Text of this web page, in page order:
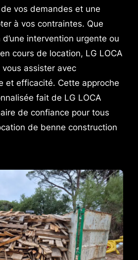
vos demandes et une
à vos contraintes. Que
intervention urgente ou
cours de location, LG LOCA
vous assister avec
et efficacité. Cette approche
fait de LG LOCA
de confiance pour tous
de benne construction